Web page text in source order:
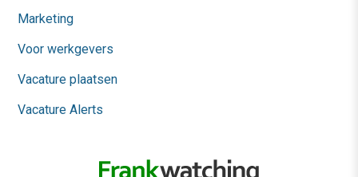
Marketing
Voor werkgevers
Vacature plaatsen
Vacature Alerts